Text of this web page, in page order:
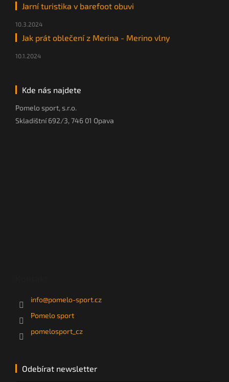
Jarní turistika v barefoot obuvi
10.3.2024
Jak prát oblečení z Merina - Merino vlny
10.1.2024
Kde nás najdete
Pomelo sport, s.r.o.
Skladištní 692/3, 746 01 Opava
info@pomelo-sport.cz
Pomelo sport
pomelosport_cz
Odebírat newsletter